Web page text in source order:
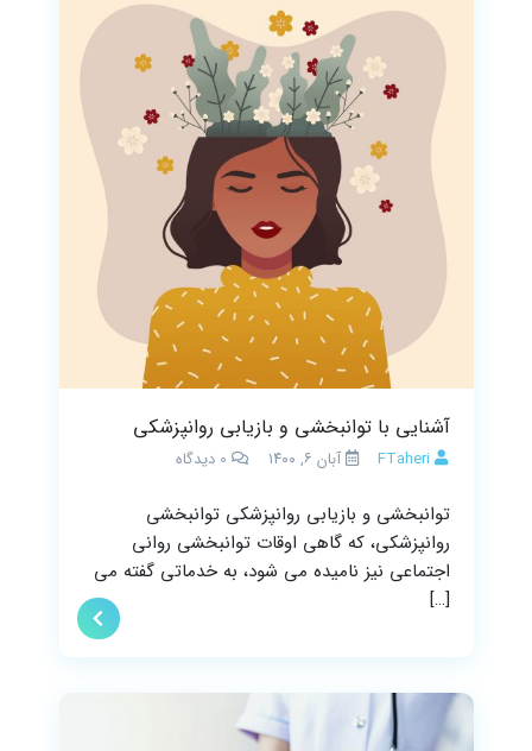
آشنایی با توانبخشی و بازیابی روانپزشکی
FTaheri آبان ۶, ۱۴۰۰ 0 دیدگاه
توانبخشی و بازیابی روانپزشکی توانبخشی
روانپزشکی، که گاهی اوقات توانبخشی روانی
اجتماعی نیز نامیده می شود، به خدماتی گفته می
[…]